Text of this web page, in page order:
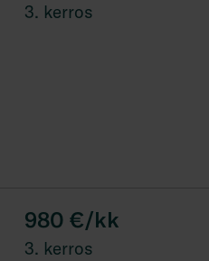
3. kerros
980 €/kk
3. kerros